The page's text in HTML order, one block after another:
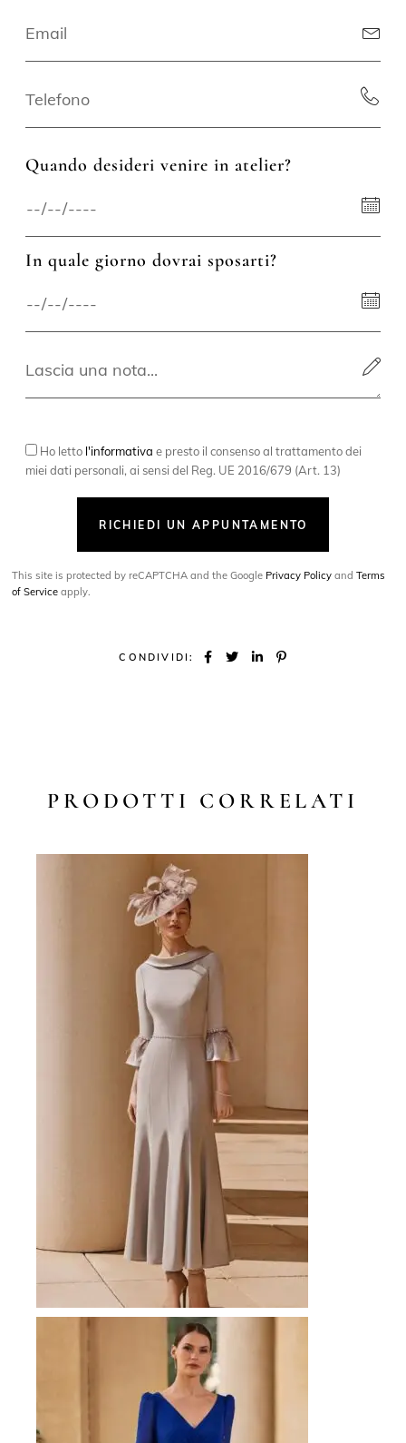
Quando desideri venire in atelier?
In quale giorno dovrai sposarti?
Ho letto l'informativa e presto il consenso al trattamento dei
miei dati personali, ai sensi del Reg. UE 2016/679 (Art. 13)
RICHIEDI UN APPUNTAMENTO
This site is protected by reCAPTCHA and the Google Privacy Policy andTerms
of Service apply.
CONDIVIDI:
PRODOTTI CORRELATI